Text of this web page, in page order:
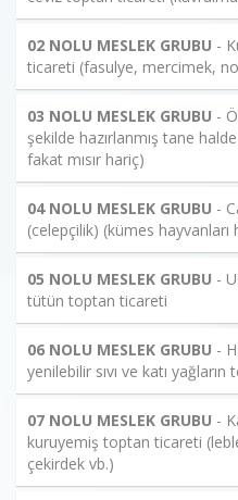
02 NOLU MESLEK GRUBU -
ticareti (fasulye, mercimek,
03 NOLU MESLEK GRUBU -
şekilde hazırlanmış tane
fakat mısır hariç)
04 NOLU MESLEK GRUBU -
(celepçilik) (kümes hayvanları
05 NOLU MESLEK GRUBU -
tütün toptan ticareti
06 NOLU MESLEK GRUBU -
yenilebilir sıvı ve katı
07 NOLU MESLEK GRUBU -
kuruyemiş toptan ticareti
çekirdek vb.)